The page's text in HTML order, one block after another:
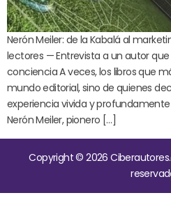
Nerón Meiler: de la Kabalá al
lectores — Entrevista a un autor
conciencia A veces, los libros que
mundo editorial, sino de quienes
experiencia vivida y
Nerón Meiler, pionero […]
Copyright © 2026